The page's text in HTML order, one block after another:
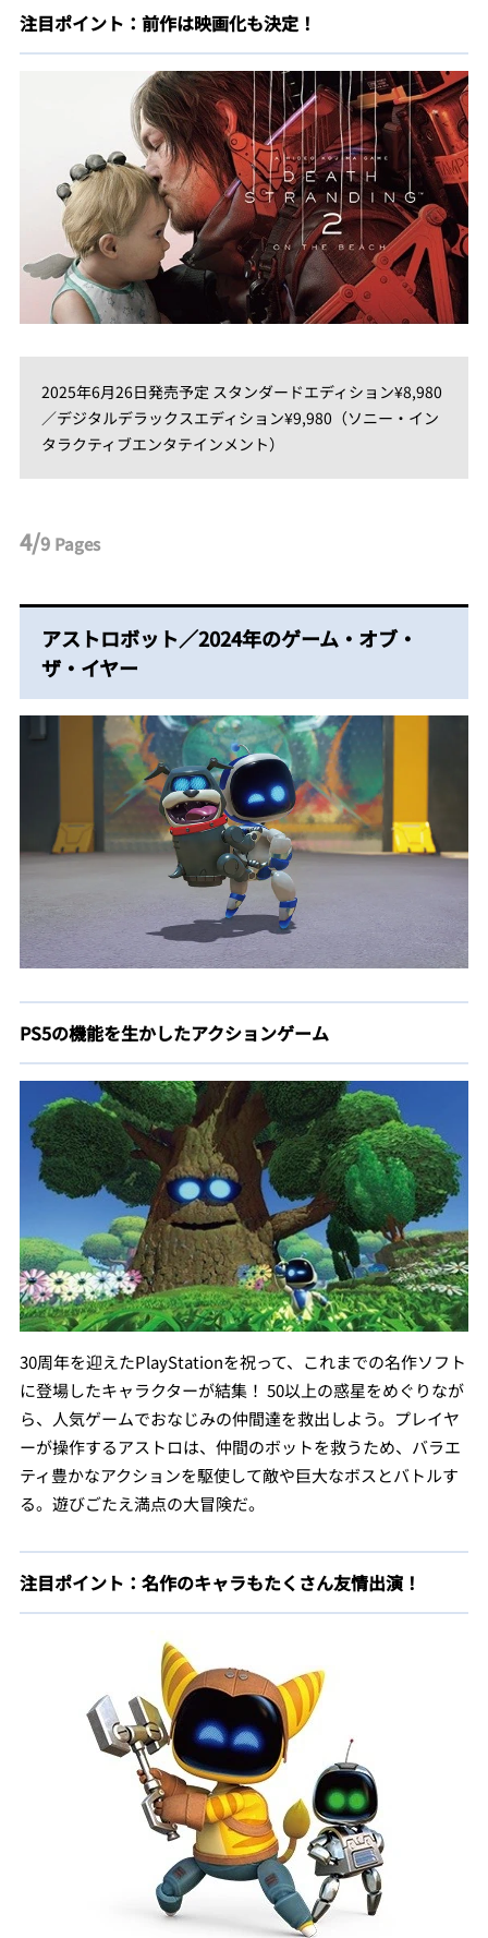
注目ポイント：前作は映画化も決定！
2025年6月26日発売予定 スタンダードエディション¥8,980
／デジタルデラックスエディション¥9,980（ソニー・イン
タラクティブエンタテインメント）
4/9 Pages
アストロボット／2024年のゲーム・オブ・
ザ・イヤー
PS5の機能を生かしたアクションゲーム
30周年を迎えたPlayStationを祝って、これまでの名作ソフト
に登場したキャラクターが結集！ 50以上の惑星をめぐりなが
ら、人気ゲームでおなじみの仲間達を救出しよう。プレイヤ
ーが操作するアストロは、仲間のボットを救うため、バラエ
ティ豊かなアクションを駆使して敵や巨大なボスとバトルす
る。遊びごたえ満点の大冒険だ。
注目ポイント：名作のキャラもたくさん友情出演！